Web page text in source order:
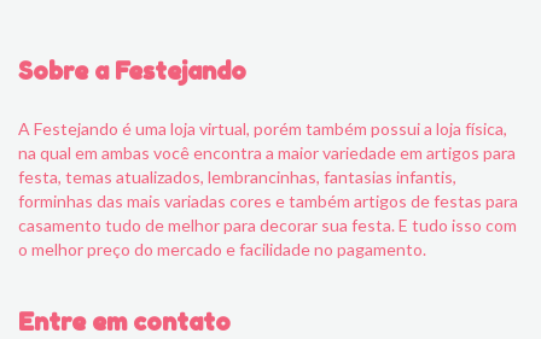
Sobre a Festejando
A Festejando é uma loja virtual, porém também possui a loja física,
na qual em ambas você encontra a maior variedade em artigos para
festa, temas atualizados, lembrancinhas, fantasias infantis,
forminhas das mais variadas cores e também artigos de festas para
casamento tudo de melhor para decorar sua festa. E tudo isso com
o melhor preço do mercado e facilidade no pagamento.
Entre em contato